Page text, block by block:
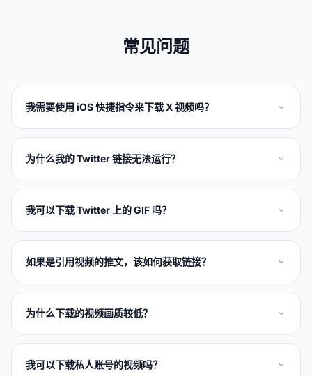
常见问题
我需要使用 iOS 快捷指令来下载 X 视频吗？
为什么我的 Twitter 链接无法运行？
我可以下载 Twitter 上的 GIF 吗？
如果是引用视频的推文，该如何获取链接？
为什么下载的视频画质较低？
我可以下载私人账号的视频吗？